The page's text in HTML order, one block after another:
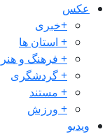
عکس
+خبری
+ استان ها
+ فرهنگ و هنر
+ گردشگری
+ مستند
+ ورزش
ویدیو